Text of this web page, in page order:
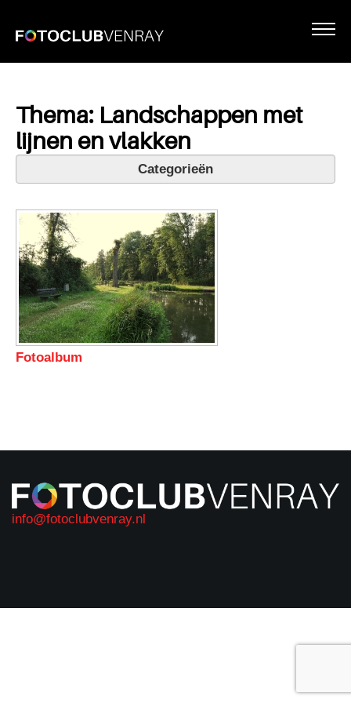
Thema: Landschappen met
lijnen en vlakken
Categorieën
Fotoalbum
info@fotoclubvenray.nl